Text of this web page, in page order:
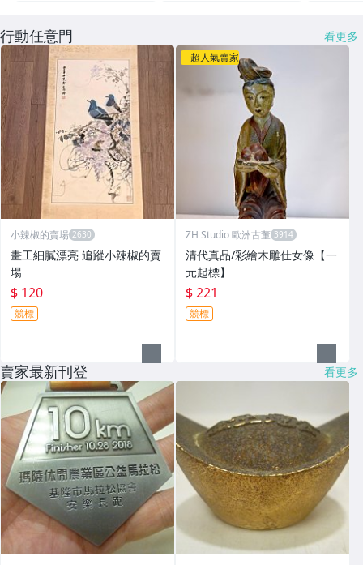
行動任意門 看更多
小辣椒的賣場
畫工細膩漂亮 追蹤小辣椒的賣
場
$ 120
競標
超人氣賣家
ZH Studio 歐洲古董
清代真品/彩繪木雕仕女像【一
元起標】
$ 221
競標
賣家最新刊登 看更多